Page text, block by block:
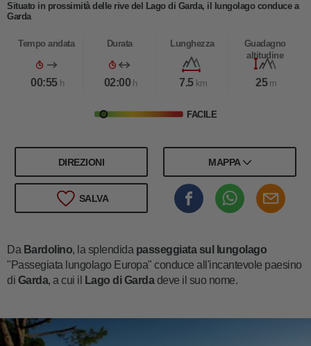
Situato in prossimità delle rive del Lago di Garda, il lungolago conduce a
Garda
Tempo andata
00:55 h
Durata
02:00 h
Lunghezza
7.5 km
Guadagno
altitudine
25 m
FACILE
DIREZIONI MAPPA
SALVA
Da Bardolino, la splendida passeggiata sul lungolago
"Passegiata lungolago Europa" conduce all'incantevole paesino
di Garda, a cui il Lago di Gardadeve il suo nome.